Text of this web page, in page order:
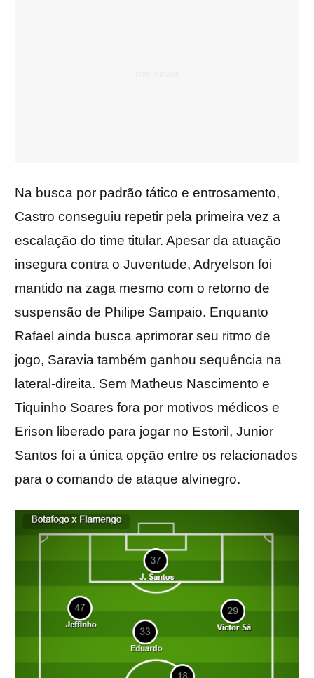
Na busca por padrão tático e entrosamento,
Castro conseguiu repetir pela primeira vez a
escalação do time titular. Apesar da atuação
insegura contra o Juventude, Adryelson foi
mantido na zaga mesmo com o retorno de
suspensão de Philipe Sampaio. Enquanto
Rafael ainda busca aprimorar seu ritmo de
jogo, Saravia também ganhou sequência na
lateral-direita. Sem Matheus Nascimento e
Tiquinho Soares fora por motivos médicos e
Erison liberado para jogar no Estoril, Junior
Santos foi a única opção entre os relacionados
para o comando de ataque alvinegro.